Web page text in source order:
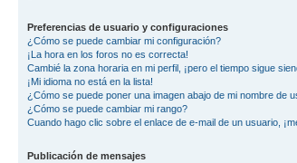
Preferencias de usuario y configuraciones
¿Cómo se puede cambiar mi configuración?
¡La hora en los foros no es correcta!
Cambié la zona horaria en mi perfil, ¡pero el tiempo sigue
¡Mi idioma no está en la lista!
¿Cómo se puede poner una imagen abajo de mi nombre de
¿Cómo se puede cambiar mi rango?
Cuando hago clic sobre el enlace de e-mail de un usuario,
Publicación de mensajes